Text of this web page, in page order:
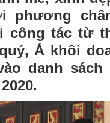
phương
công tác từ
Á khôi
danh sách